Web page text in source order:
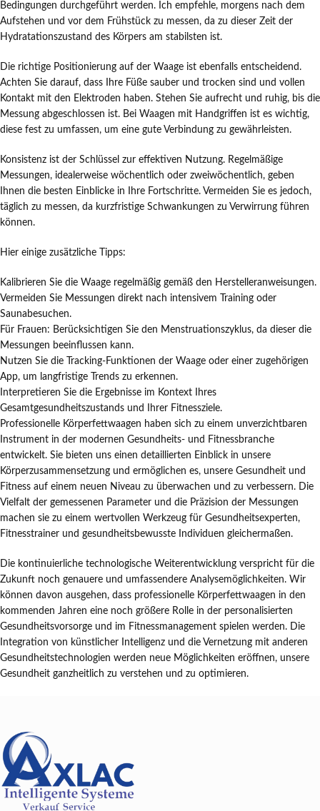
Bedingungen durchgeführt werden. Ich empfehle, morgens nach dem
Aufstehen und vor dem Frühstück zu messen, da zu dieser Zeit der
Hydratationszustand des Körpers am stabilsten ist.
Die richtige Positionierung auf der Waage ist ebenfalls entscheidend.
Achten Sie darauf, dass Ihre Füße sauber und trocken sind und vollen
Kontakt mit den Elektroden haben. Stehen Sie aufrecht und ruhig, bis die
Messung abgeschlossen ist. Bei Waagen mit Handgriffen ist es wichtig,
diese fest zu umfassen, um eine gute Verbindung zu gewährleisten.
Konsistenz ist der Schlüssel zur effektiven Nutzung. Regelmäßige
Messungen, idealerweise wöchentlich oder zweiwöchentlich, geben
Ihnen die besten Einblicke in Ihre Fortschritte. Vermeiden Sie es jedoch,
täglich zu messen, da kurzfristige Schwankungen zu Verwirrung führen
können.
Hier einige zusätzliche Tipps:
Kalibrieren Sie die Waage regelmäßig gemäß den Herstelleranweisungen.
Vermeiden Sie Messungen direkt nach intensivem Training oder
Saunabesuchen.
Für Frauen: Berücksichtigen Sie den Menstruationszyklus, da dieser die
Messungen beeinflussen kann.
Nutzen Sie die Tracking-Funktionen der Waage oder einer zugehörigen
App, um langfristige Trends zu erkennen.
Interpretieren Sie die Ergebnisse im Kontext Ihres
Gesamtgesundheitszustands und Ihrer Fitnessziele.
Professionelle Körperfettwaagen haben sich zu einem unverzichtbaren
Instrument in der modernen Gesundheits- und Fitnessbranche
entwickelt. Sie bieten uns einen detaillierten Einblick in unsere
Körperzusammensetzung und ermöglichen es, unsere Gesundheit und
Fitness auf einem neuen Niveau zu überwachen und zu verbessern. Die
Vielfalt der gemessenen Parameter und die Präzision der Messungen
machen sie zu einem wertvollen Werkzeug für Gesundheitsexperten,
Fitnesstrainer und gesundheitsbewusste Individuen gleichermaßen.
Die kontinuierliche technologische Weiterentwicklung verspricht für die
Zukunft noch genauere und umfassendere Analysemöglichkeiten. Wir
können davon ausgehen, dass professionelle Körperfettwaagen in den
kommenden Jahren eine noch größere Rolle in der personalisierten
Gesundheitsvorsorge und im Fitnessmanagement spielen werden. Die
Integration von künstlicher Intelligenz und die Vernetzung mit anderen
Gesundheitstechnologien werden neue Möglichkeiten eröffnen, unsere
Gesundheit ganzheitlich zu verstehen und zu optimieren.